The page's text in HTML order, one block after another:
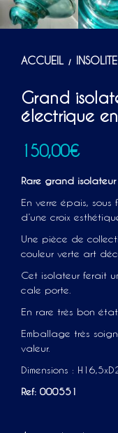
ACCUEIL / INSOLITE
Grand
électrique
150,00€
Rare grand
En verre épais, sous
d’une croix
Une pièce de
couleur verte art
Cet isolateur ferait
cale porte.
En rare très bon état.
Emballage très
valeur.
Dimensions :
Ref: 000551